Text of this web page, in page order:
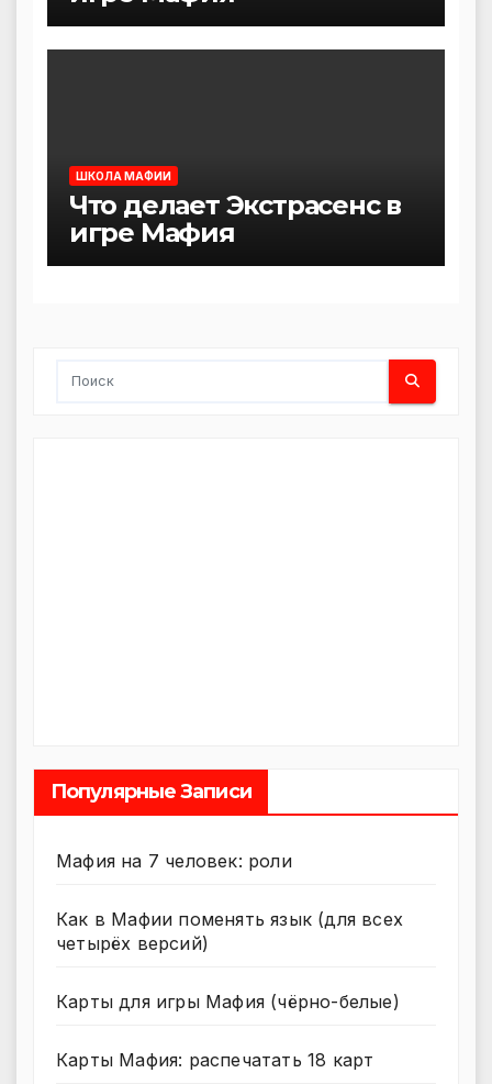
ШКОЛА МАФИИ
Что делает Экстрасенс в
игре Мафия
Популярные Записи
Мафия на 7 человек: роли
Как в Мафии поменять язык (для всех
четырёх версий)
Карты для игры Мафия (чёрно-белые)
Карты Мафия: распечатать 18 карт